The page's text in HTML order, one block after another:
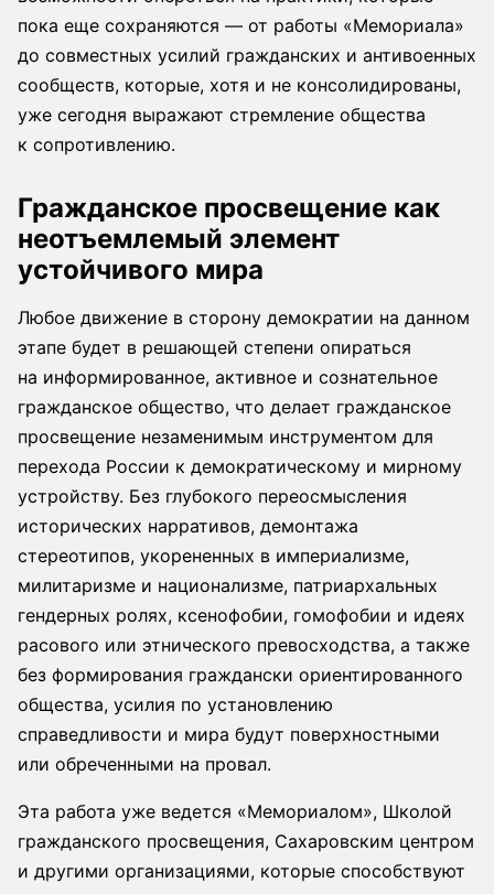
пока еще сохраняются — от работы «Мемориала»
до совместных усилий гражданских и антивоенных
сообществ, которые, хотя и не консолидированы,
уже сегодня выражают стремление общества
к сопротивлению.
Гражданское просвещение как
неотъемлемый элемент
устойчивого мира
Любое движение в сторону демократии на данном
этапе будет в решающей степени опираться
на информированное, активное и сознательное
гражданское общество, что делает гражданское
просвещение незаменимым инструментом для
перехода России к демократическому и мирному
устройству. Без глубокого переосмысления
исторических нарративов, демонтажа
стереотипов, укорененных в империализме,
милитаризме и национализме, патриархальных
гендерных ролях, ксенофобии, гомофобии и идеях
расового или этнического превосходства, а также
без формирования граждански ориентированного
общества, усилия по установлению
справедливости и мира будут поверхностными
или обреченными на провал.
Эта работа уже ведется «Мемориалом», Школой
гражданского просвещения, Сахаровским центром
и другими организациями, которые способствуют